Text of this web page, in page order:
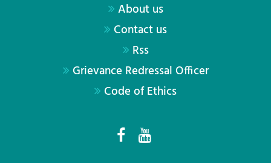
About us
Contact us
Rss
Grievance Redressal Officer
Code of Ethics